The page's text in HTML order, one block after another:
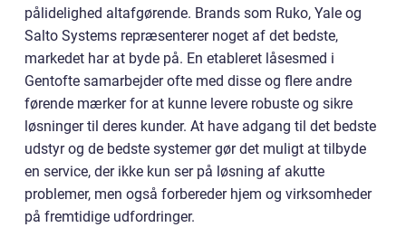
pålidelighed altafgørende. Brands som Ruko, Yale og
Salto Systems repræsenterer noget af det bedste,
markedet har at byde på. En etableret låsesmed i
Gentofte samarbejder ofte med disse og flere andre
førende mærker for at kunne levere robuste og sikre
løsninger til deres kunder. At have adgang til det bedste
udstyr og de bedste systemer gør det muligt at tilbyde
en service, der ikke kun ser på løsning af akutte
problemer, men også forbereder hjem og virksomheder
på fremtidige udfordringer.